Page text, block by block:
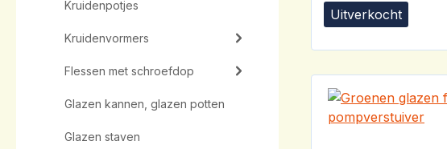
Kruidenpotjes
Kruidenvormers
Flessen met schroefdop
Glazen kannen, glazen potten
Glazen staven
Uitverkocht